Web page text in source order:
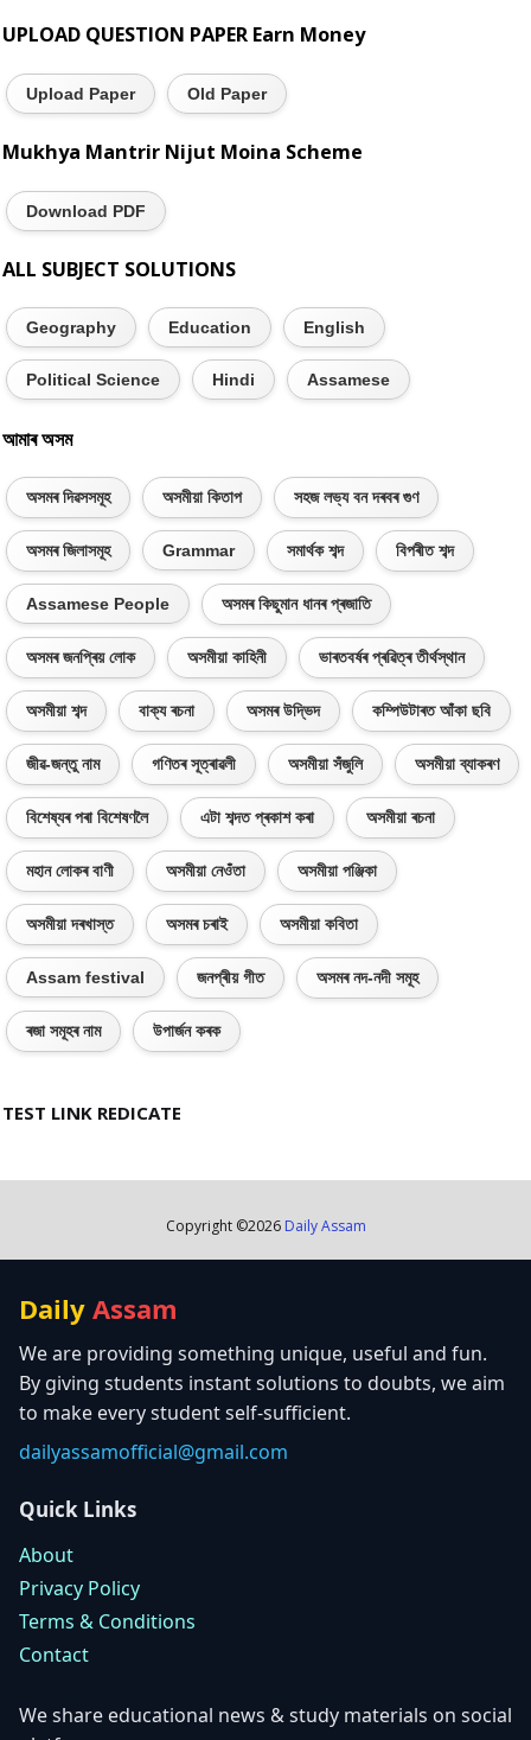
UPLOAD QUESTION PAPER Earn Money
Upload Paper Old Paper
Mukhya Mantrir Nijut Moina Scheme
Download PDF
ALL SUBJECT SOLUTIONS
Geography Education English
Political Science Hindi Assamese
আমাৰ অসম
অসমৰ দিৱসসমূহ অসমীয়া কিতাপ সহজ লভ্য বন দৰবৰ গুণ
অসমৰ জিলাসমূহ Grammar সমাৰ্থক শব্দ বিপৰীত শব্দ
Assamese People অসমৰ কিছুমান ধানৰ প্ৰজাতি
অসমৰ জনপ্ৰিয় লোক অসমীয়া কাহিনী ভাৰতবৰ্ষৰ প্ৰৱিত্ৰ তীৰ্থস্থান
অসমীয়া শব্দ বাক্য ৰচনা অসমৰ উদ্ভিদ কম্পিউটাৰত আঁকা ছবি
জীৱ-জন্তু নাম গণিতৰ সূত্ৰাৱলী অসমীয়া সঁজুলি অসমীয়া ব্যাকৰণ
বিশেষ্যৰ পৰা বিশেষণলৈ এটা শব্দত প্ৰকাশ কৰা অসমীয়া ৰচনা
মহান লোকৰ বাণী অসমীয়া নেওঁতা অসমীয়া পঞ্জিকা
অসমীয়া দৰখাস্ত অসমৰ চৰাই অসমীয়া কবিতা
Assam festival জনপ্ৰীয় গীত অসমৰ নদ-নদী সমূহ
ৰজা সমূহৰ নাম উপাৰ্জন কৰক
TEST LINK REDICATE
Copyright ©2026 Daily Assam
Daily Assam
We are providing something unique, useful and fun.
By giving students instant solutions to doubts, we aim
to make every student self-sufficient.
dailyassamofficial@gmail.com
Quick Links
About
Privacy Policy
Terms & Conditions
Contact
We share educational news & study materials on social